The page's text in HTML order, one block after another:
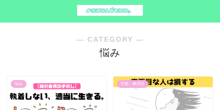
― CATEGORY ―
悩み
悩み 対処・解消法